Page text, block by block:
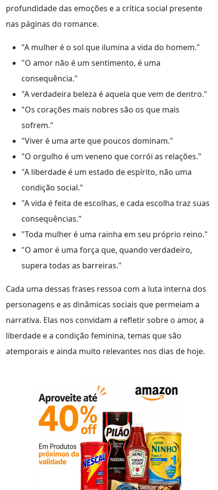
profundidade das emoções e a crítica social presente
nas páginas do romance.
"A mulher é o sol que ilumina a vida do homem."
"O amor não é um sentimento, é uma
consequência."
"A verdadeira beleza é aquela que vem de dentro."
"Os corações mais nobres são os que mais
sofrem."
"Viver é uma arte que poucos dominam."
"O orgulho é um veneno que corrói as relações."
"A liberdade é um estado de espírito, não uma
condição social."
"A vida é feita de escolhas, e cada escolha traz suas
consequências."
"Toda mulher é uma rainha em seu próprio reino."
"O amor é uma força que, quando verdadeiro,
supera todas as barreiras."
Cada uma dessas frases ressoa com a luta interna dos
personagens e as dinâmicas sociais que permeiam a
narrativa. Elas nos convidam a refletir sobre o amor, a
liberdade e a condição feminina, temas que são
atemporais e ainda muito relevantes nos dias de hoje.